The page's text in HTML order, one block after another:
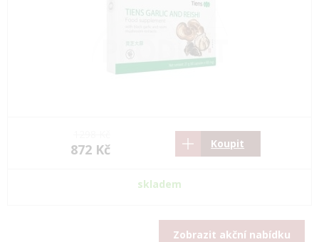
872 Kč Koupit
skladem
Zobrazit akční nabídku